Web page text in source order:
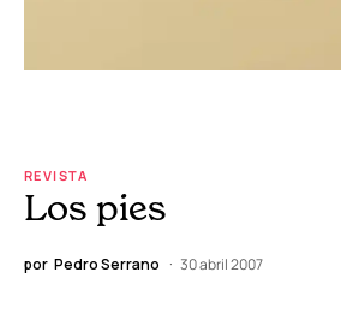
REVISTA
Los pies
por Pedro Serrano 30 abril 2007